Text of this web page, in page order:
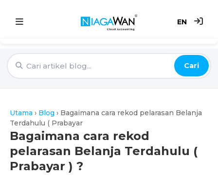
EN
e-Invoice
Harga
Blog
Cari
Utama › Blog › Bagaimana cara rekod pelarasan Belanja
Terdahulu ( Prabayar
Bagaimana cara rekod
pelarasan Belanja Terdahulu (
Prabayar ) ?